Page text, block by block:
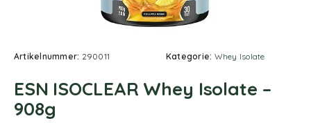
Artikelnummer: 290011 Kategorie: Whey Isolate
ESN ISOCLEAR Whey Isolate –
908g